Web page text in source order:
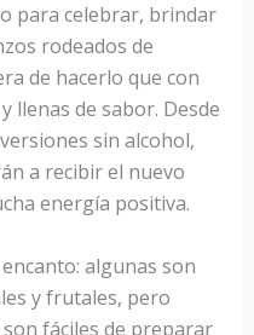
para celebrar, brindar
rodeados de
de hacerlo que con
llenas de sabor. Desde
sin alcohol,
a recibir el nuevo
energía positiva.
algunas son
y frutales, pero
fáciles de preparar